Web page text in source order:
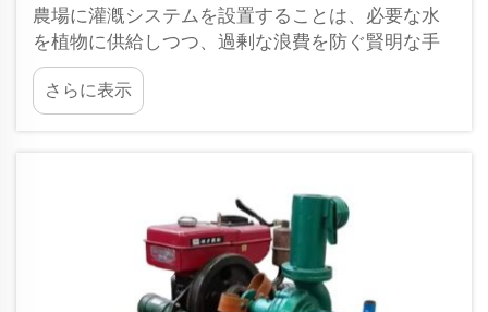
農場に灌漑システムを設置することは、必要な水
を植物に供給しつつ、過剰な浪費を防ぐ賢明な手
段となり得ます。広大な畑にはあまり効率的では
ありませんが、手作業や従来の方法による散水は
非常に遅く、大規模な畑では適していません。
さらに表示